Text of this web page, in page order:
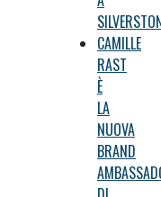
CAMILLE
RAST
È
LA
NUOVA
BRAND